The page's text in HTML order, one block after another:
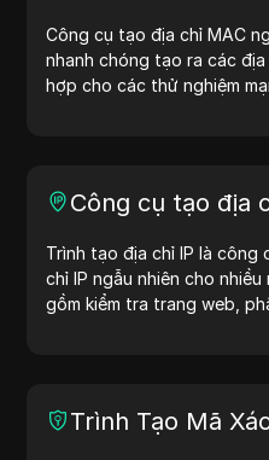
Công cụ tạo địa chỉ MAC
nhanh chóng tạo ra các
hợp cho các thử nghiệm
Công cụ tạo địa
Trình tạo địa chỉ IP là công
chỉ IP ngẫu nhiên cho
gồm kiểm tra trang web,
riêng tư và nhiều mục đích
làm việc và cải thiện quá
Trình Tạo Mã